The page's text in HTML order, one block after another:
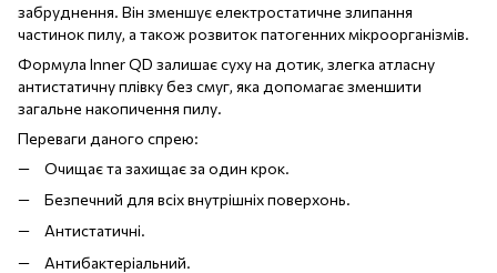
забруднення. Він зменшує електростатичне злипання
частинок пилу, а також розвиток патогенних мікроорганізмів.
Формула Inner QD залишає суху на дотик, злегка атласну
антистатичну плівку без смуг, яка допомагає зменшити
загальне накопичення пилу.
Переваги даного спрею:
Очищає та захищає за один крок.
Безпечний для всіх внутрішніх поверхонь.
Антистатичні.
Антибактеріальний.